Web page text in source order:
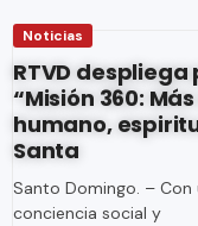
Noticias
RTVD
“Misión 360:
humano,
Santa
Santo Domingo. –
conciencia social y